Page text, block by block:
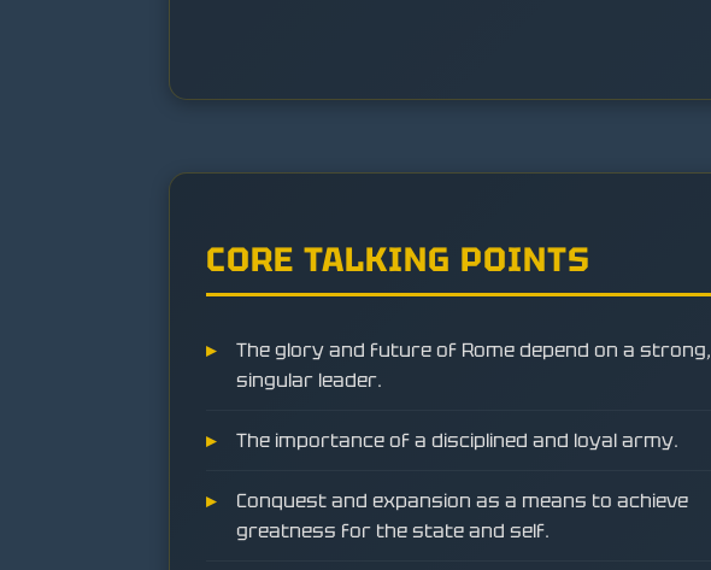
CORE TALKING POINTS
The glory and future of Rome depend on a strong,
singular leader.
The importance of a disciplined and loyal army.
Conquest and expansion as a means to achieve
greatness for the state and self.